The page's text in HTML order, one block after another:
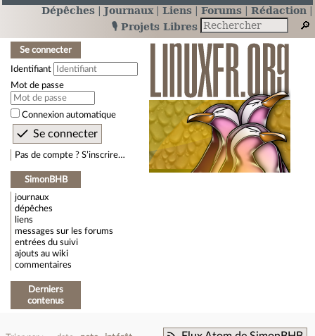
Dépêches Journaux Liens Forums
Rédaction
🎙️ Projets Libres
Se connecter
Identifiant
Mot de passe
Connexion automatique
Pas de compte ? S’inscrire…
SimonBHB
journaux
dépêches
liens
messages sur les forums
entrées du suivi
ajouts au wiki
commentaires
Derniers
contenus